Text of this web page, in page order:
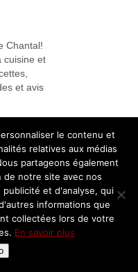
Chantal!
cuisine et
et avis
le contenu et
relatives aux médias
partageons également
de notre site avec nos
publicité et d'analyse, qui
informations que
collectées lors de votre
En savoir plus